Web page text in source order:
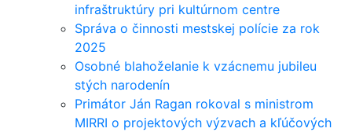
infraštruktúry pri kultúrnom centre
Správa o činnosti mestskej polície za rok
2025
Osobné blahoželanie k vzácnemu jubileu
stých narodenín
Primátor Ján Ragan rokoval s ministrom
MIRRI o projektových výzvach a kľúčových